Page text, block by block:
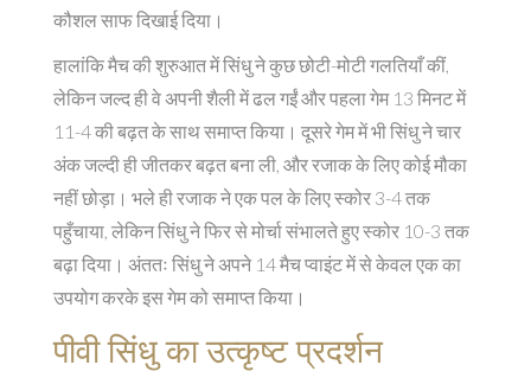
कौशल साफ दिखाई दिया।
हालांकि मैच की शुरुआत में सिंधु ने कुछ छोटी-मोटी गलतियाँ कीं,
लेकिन जल्द ही वे अपनी शैली में ढल गईं और पहला गेम 13 मिनट में
11-4 की बढ़त के साथ समाप्त किया। दूसरे गेम में भी सिंधु ने चार
अंक जल्दी ही जीतकर बढ़त बना ली, और रजाक के लिए कोई मौका
नहीं छोड़ा। भले ही रजाक ने एक पल के लिए स्कोर 3-4 तक
पहुँचाया, लेकिन सिंधु ने फिर से मोर्चा संभालते हुए स्कोर 10-3 तक
बढ़ा दिया। अंततः सिंधु ने अपने 14 मैच प्वाइंट में से केवल एक का
उपयोग करके इस गेम को समाप्त किया।
पीवी सिंधु का उत्कृष्ट प्रदर्शन